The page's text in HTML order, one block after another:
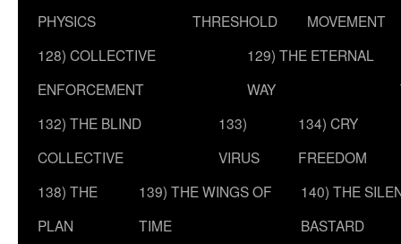
PHYSICS
THRESHOLD
MOVEMENT
128) COLLECTIVE
ENFORCEMENT
129) THE ETERNAL
WAY
132) THE BLIND
COLLECTIVE
133)
VIRUS
134) CRY
FREEDOM
138) THE
PLAN
139) THE WINGS OF
TIME
140) THE
BASTARD